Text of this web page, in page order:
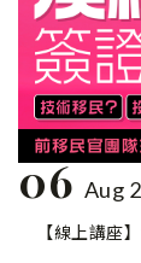
06 Aug
【線上講座